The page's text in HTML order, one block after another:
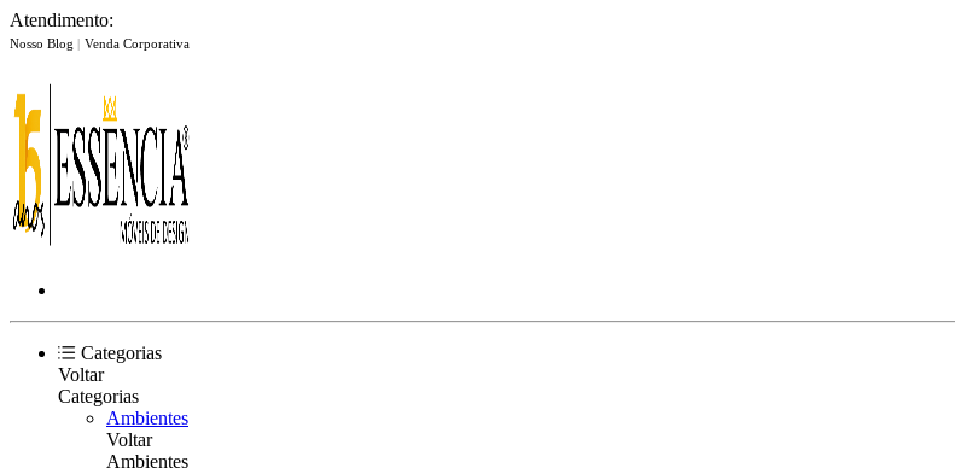
Atendimento:
Nosso Blog | Venda Corporativa
Categorias
Voltar
Categorias
Ambientes
Voltar
Ambientes